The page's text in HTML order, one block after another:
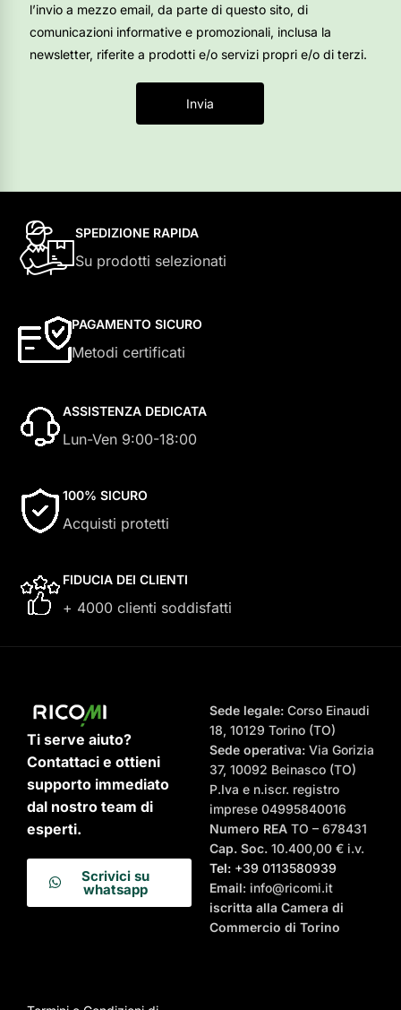
l’invio a mezzo email, da parte di questo sito, di
comunicazioni informative e promozionali, inclusa la
newsletter, riferite a prodotti e/o servizi propri e/o di terzi.
Invia
SPEDIZIONE RAPIDA
Su prodotti selezionati
PAGAMENTO SICURO
Metodi certificati
ASSISTENZA DEDICATA
Lun-Ven 9:00-18:00
100% SICURO
Acquisti protetti
FIDUCIA DEI CLIENTI
+ 4000 clienti soddisfatti
Ti serve aiuto?
Contattaci e ottieni
supporto immediato
dal nostro team di
esperti.
Scrivici su
whatsapp
Sede legale:Corso Einaudi
18, 10129 Torino (TO)
Sede operativa:Via Gorizia
37, 10092 Beinasco (TO)
P.Iva e n.iscr. registro
imprese 04995840016
Numero REA TO – 678431
Cap. Soc.10.400,00 € i.v.
Tel:+39 0113580939
Email: info@ricomi.it
iscritta alla Camera di
Commercio di Torino